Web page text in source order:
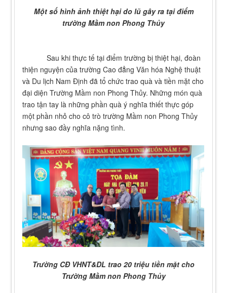
Một số hình ảnh thiệt hại do lũ gây ra tại điểm
trường Mầm non Phong Thủy
Sau khi thực tế tại điểm trường bị thiệt hại, đoàn
thiện nguyện của trường Cao đẳng Văn hóa Nghệ thuật
và Du lịch Nam Định đã tổ chức trao quà và tiền mặt cho
đại diện Trường Mầm non Phong Thủy. Những món quà
trao tận tay là những phần quà ý nghĩa thiết thực góp
một phần nhỏ cho cô trò trường Mầm non Phong Thủy
nhưng sao đầy nghĩa nặng tình.
Trường CĐ VHNT&DL trao 20 triệu tiền mặt cho
Trường Mầm non Phong Thủy